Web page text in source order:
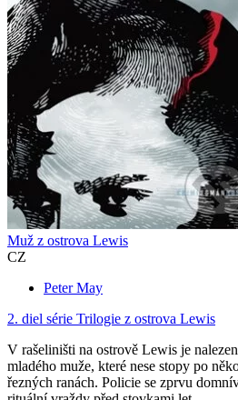
Muž z ostrova Lewis
CZ
Peter May
2. diel série Trilogie z ostrova Lewis
V rašeliništi na ostrově Lewis je
mladého muže, které nese stopy po
řezných ranách. Policie se zprvu